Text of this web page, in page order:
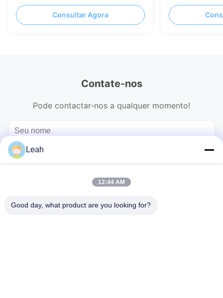
Criativa Externa
Consultar Agora
da exposição
P3.91
Contate-nos
Pode contactar-nos a qualquer momento!
Leah
12:44 AM
Good day, what product are you looking for?